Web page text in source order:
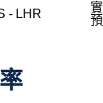
- LHR